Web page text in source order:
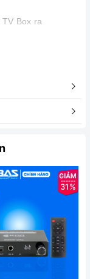
Box ra
48/96 KHz)
31%